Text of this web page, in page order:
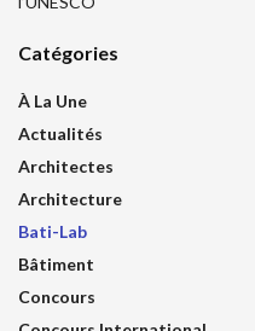
Catégories
À La Une
Actualités
Architectes
Architecture
Bati-Lab
Bâtiment
Concours